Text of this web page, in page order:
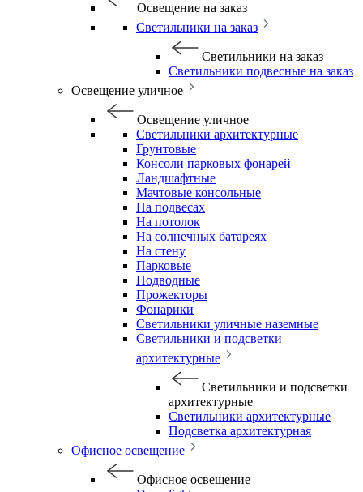
Освещение на заказ
Светильники на заказ
Светильники на заказ
Светильники подвесные на заказ
Освещение уличное
Освещение уличное
Светильники архитектурные
Грунтовые
Консоли парковых фонарей
Ландшафтные
Мачтовые консольные
На подвесах
На потолок
На солнечных батареях
На стену
Парковые
Подводные
Прожекторы
Фонарики
Светильники уличные наземные
Светильники и подсветки
архитектурные
Светильники и подсветки
архитектурные
Светильники архитектурные
Подсветка архитектурная
Офисное освещение
Офисное освещение